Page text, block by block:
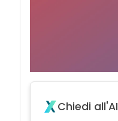
Chiedi all'AI